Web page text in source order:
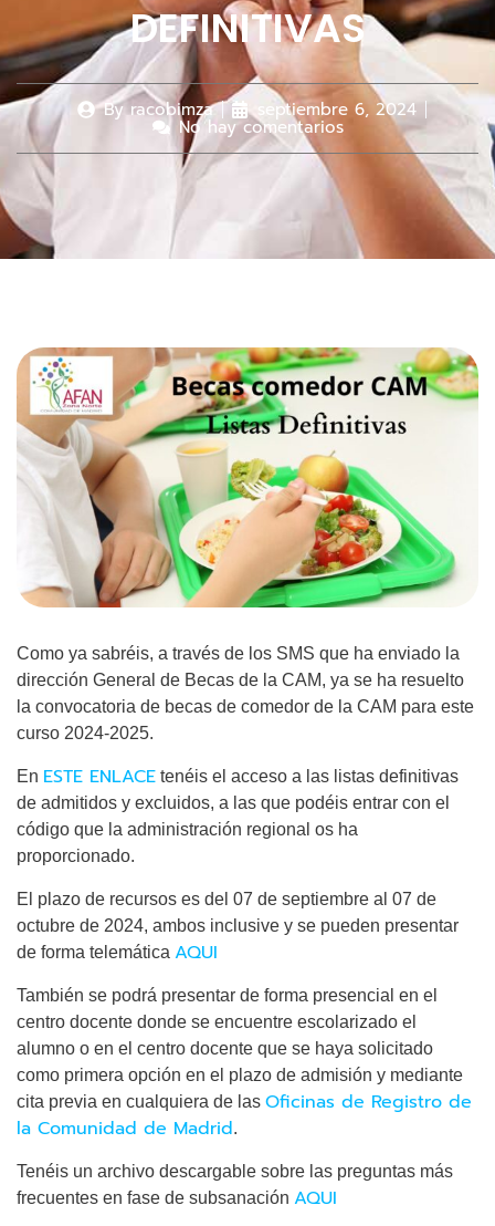
DEFINITIVAS
Byracobimza septiembre 6, 2024
No hay comentarios
Como ya sabréis, a través de los SMS que ha enviado la
dirección General de Becas de la CAM, ya se ha resuelto
la convocatoria de becas de comedor de la CAM para este
curso 2024-2025.
En ESTE ENLACE tenéis el acceso a las listas definitivas
de admitidos y excluidos, a las que podéis entrar con el
código que la administración regional os ha
proporcionado.
El plazo de recursos es del 07 de septiembre al 07 de
octubre de 2024, ambos inclusive y se pueden presentar
de forma telemática AQUI
También se podrá presentar de forma presencial en el
centro docente donde se encuentre escolarizado el
alumno o en el centro docente que se haya solicitado
como primera opción en el plazo de admisión y mediante
cita previa en cualquiera de las Oficinas de Registro de
la Comunidad de Madrid.
Tenéis un archivo descargable sobre las preguntas más
frecuentes en fase de subsanación AQUI